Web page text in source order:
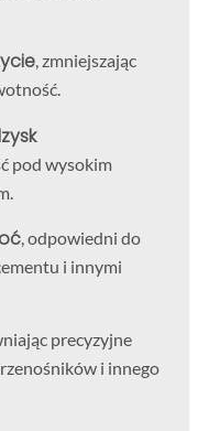
, zmniejszając
pod wysokim
, odpowiedni do
i innymi
precyzyjne
i innego